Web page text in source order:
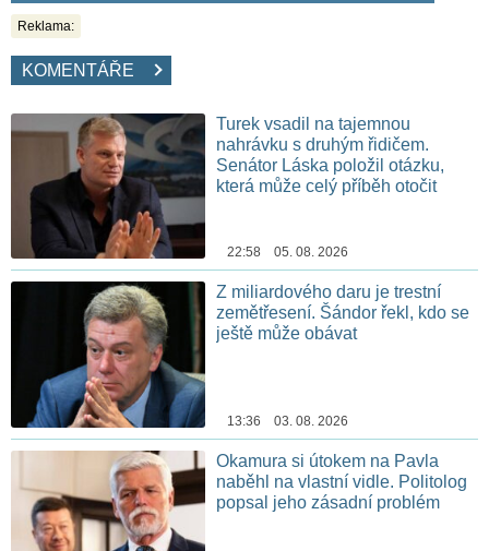
Reklama:
KOMENTÁŘE
Turek vsadil na tajemnou
nahrávku s druhým řidičem.
Senátor Láska položil otázku,
která může celý příběh otočit
22:58 05. 08. 2026
Z miliardového daru je trestní
zemětřesení. Šándor řekl, kdo se
ještě může obávat
13:36 03. 08. 2026
Okamura si útokem na Pavla
naběhl na vlastní vidle. Politolog
popsal jeho zásadní problém